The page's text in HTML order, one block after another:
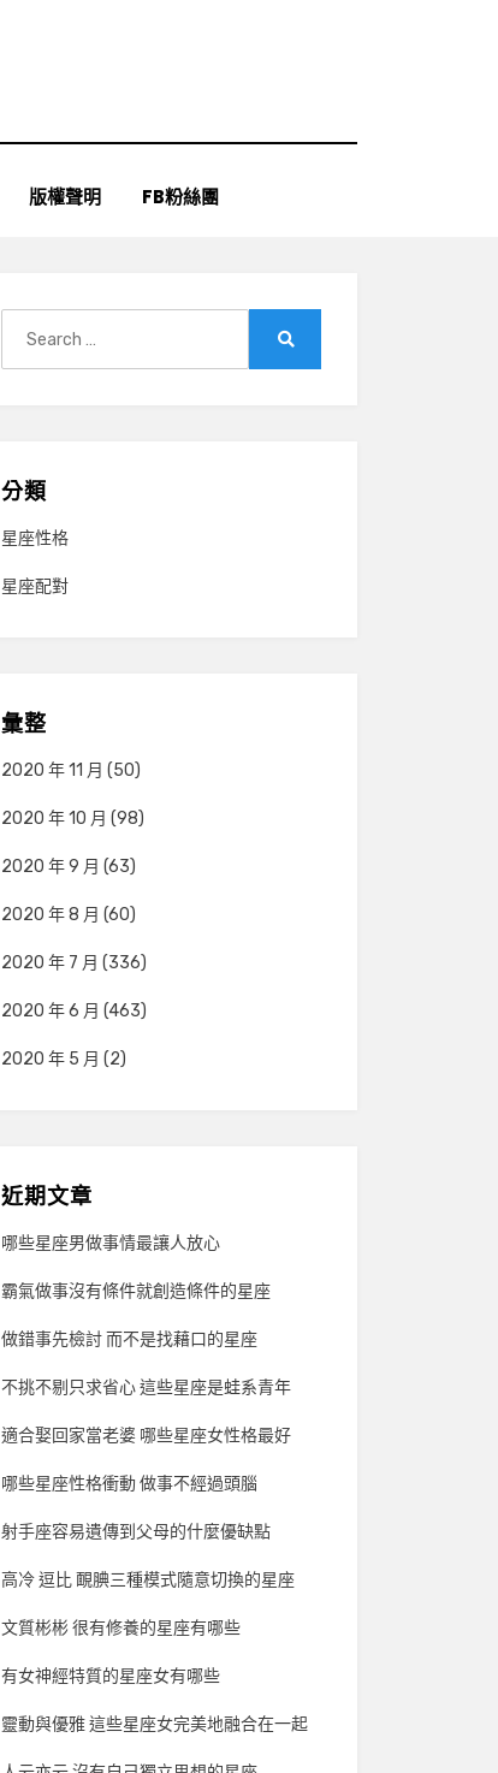
版權聲明 FB粉絲團
分類
星座性格
星座配對
彙整
2020 年 11 月 (50)
2020 年 10 月 (98)
2020 年 9 月 (63)
2020 年 8 月 (60)
2020 年 7 月 (336)
2020 年 6 月 (463)
2020 年 5 月 (2)
近期文章
哪些星座男做事情最讓人放心
霸氣做事沒有條件就創造條件的星座
做錯事先檢討 而不是找藉口的星座
不挑不剔只求省心 這些星座是蛙系青年
適合娶回家當老婆 哪些星座女性格最好
哪些星座性格衝動 做事不經過頭腦
射手座容易遺傳到父母的什麼優缺點
高冷 逗比 靦腆三種模式隨意切換的星座
文質彬彬 很有修養的星座有哪些
有女神經特質的星座女有哪些
靈動與優雅 這些星座女完美地融合在一起